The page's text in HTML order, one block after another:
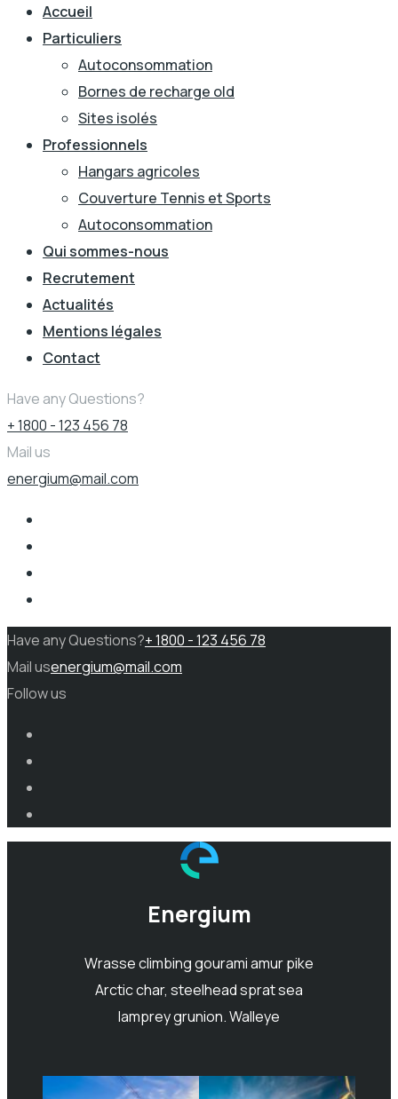
Accueil
Particuliers
Autoconsommation
Bornes de recharge old
Sites isolés
Professionnels
Hangars agricoles
Couverture Tennis et Sports
Autoconsommation
Qui sommes-nous
Recrutement
Actualités
Mentions légales
Contact
Have any Questions?
+ 1800 - 123 456 78
Mail us
energium@mail.com
Have any Questions?+ 1800 - 123 456 78
Mail usenergium@mail.com
Follow us
Energium
Wrasse climbing gourami amur pike
Arctic char, steelhead sprat sea
lamprey grunion. Walleye